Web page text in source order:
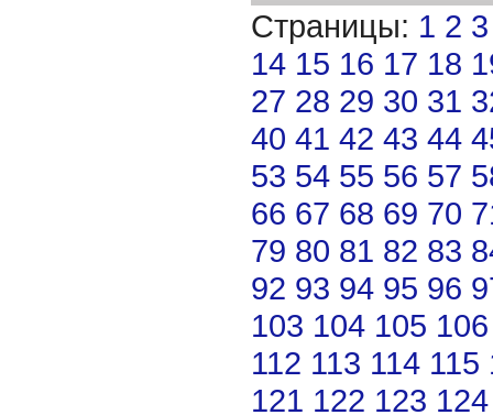
Страницы: 1 2 3
14 15 16 17 18
27 28 29 30 31
40 41 42 43 44
53 54 55 56 57
66 67 68 69 70
79 80 81 82 83
92 93 94 95 96
103 104 105 106
112 113 114 115
121 122 123 124